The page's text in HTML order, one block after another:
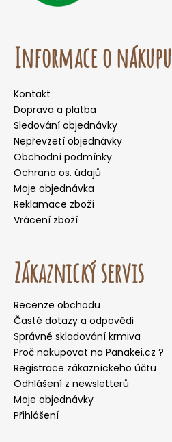
Informace o nákupu
Kontakt
Doprava a platba
Sledování objednávky
Nepřevzetí objednávky
Obchodní podmínky
Ochrana os. údajů
Moje objednávka
Reklamace zboží
Vrácení zboží
Zákaznický servis
Recenze obchodu
Časté dotazy a odpovědi
Správné skladování krmiva
Proč nakupovat na Panakei.cz ?
Registrace zákazníckeho účtu
Odhlášení z newsletterů
Moje objednávky
Přihlášení